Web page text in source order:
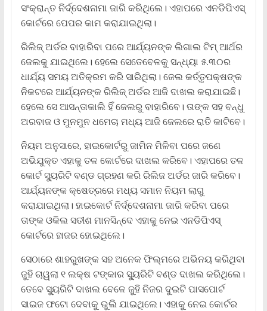
ସଂକ୍ରାନ୍ତ ନିର୍ଦ୍ଦେଶନାମା ଜାରି କରିଥିଲେ। ଏହାପରେ ଏନଡିପିଏସ୍‌
କୋର୍ଟରେ ପେପର କାମ କରାଯାଇଥିଲା।
ରିଲିଜ୍‌ ଅର୍ଡର ବାହାରିବା ପରେ ଆର୍ଯ୍ୟନଙ୍କ ଲିଗାଲ ଟିମ୍‌ ଆର୍ଥର
ଜେଲକୁ ଯାଇଥିଲେ। ହେଲେ ସେତେବେଳକୁ ସନ୍ଧ୍ୟା ୫.୩୦ର
ଧାର୍ଯ୍ୟ ସମୟ ଅତିକ୍ରମ କରି ସାରିଥିଲା। ଜେଲ କର୍ତ୍ତୃପକ୍ଷଙ୍କ
ନିକଟରେ ଆର୍ଯ୍ୟନଙ୍କ ରିଲିଜ୍‌ ଅର୍ଡର ଆଜି ଦାଖଲ କରାଯାଇଛି।
ହେଲେ ସେ ଆସନ୍ତାକାଲି ହିଁ ଜେଲରୁ ବାହାରିବେ। ତାଙ୍କ ସହ ବନ୍ଧୁ
ଅରବାଜ ଓ ମୁନମୁନ ଧମେଚା ମଧ୍ୟ ଆଜି ଜେଲରେ ରାତି କାଟିବେ।
ନିୟମ ଅନୁସାରେ, ହାଇକୋର୍ଟରୁ ଜାମିନ ମିଳିବା ପରେ ଜଣେ
ଅଭିଯୁକ୍ତ ଏହାକୁ ତଳ କୋର୍ଟରେ ଦାଖଲ କରିବେ। ଏହାପରେ ତଳ
କୋର୍ଟ ସ୍ୟୁରିଟି ବଣ୍ଡ ଗ୍ରହଣ କରି ରିଲିଜ ଅର୍ଡର ଜାରି କରିବେ।
ଆର୍ଯ୍ୟନଙ୍କ କ୍ଷେତ୍ରରେ ମଧ୍ୟ ସମାନ ନିୟମ ଲାଗୁ
କରାଯାଇଥିଲା। ହାଇକୋର୍ଟ ନିର୍ଦ୍ଦେଶନାମା ଜାରି କରିବା ପରେ
ତାଙ୍କ ଓକିଲ ସତୀଶ ମାନସିନ୍ଦେ ଏହାକୁ ନେଇ ଏନଡିପିଏସ୍‌
କୋର୍ଟରେ ହାଜର ହୋଇଥିଲେ।
ସେଠାରେ ଶାହରୁଖଙ୍କ ସହ ଅନେକ ଫିଲ୍ମରେ ଅଭିନୟ କରିଥିବା
ଜୁହି ଚାୱଲା ୧ ଲକ୍ଷ ଟଙ୍କାର ସ୍ୟୁରିଟି ବଣ୍ଡ ଦାଖଲ କରିଥିଲେ।
ତେବେ ସ୍ୟୁରିଟି ଦାଖଲ ବେଳେ ଜୁହି ନିଜର ଦୁଇଟି ପାସପୋର୍ଟ
ସାଇଜ ଫଟୋ ଦେବାକୁ ଭୁଲି ଯାଇଥିଲେ। ଏହାକୁ ନେଇ କୋର୍ଟର